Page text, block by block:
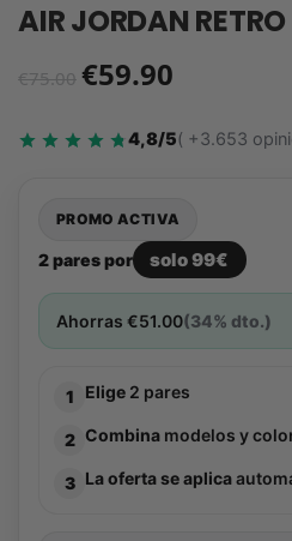
AIR JORDAN
€75.00 €59.90
4,8/5( +3.653
PROMO ACTIVA
2 pares por solo 99€
Ahorras €51.00(34% dto.)
1 Elige 2 pares
2 Combina modelos y
3 La oferta se aplica